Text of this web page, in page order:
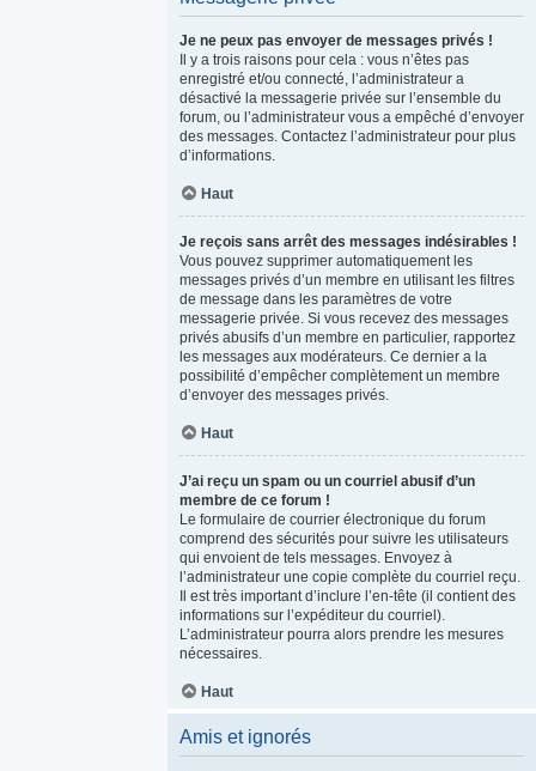
Je ne peux pas envoyer de messages privés !
Il y a trois raisons pour cela : vous n’êtes pas
enregistré et/ou connecté, l’administrateur a
désactivé la messagerie privée sur l’ensemble du
forum, ou l’administrateur vous a empêché d’envoyer
des messages. Contactez l’administrateur pour plus
d’informations.
Haut
Je reçois sans arrêt des messages indésirables !
Vous pouvez supprimer automatiquement les
messages privés d’un membre en utilisant les filtres
de message dans les paramètres de votre
messagerie privée. Si vous recevez des messages
privés abusifs d’un membre en particulier, rapportez
les messages aux modérateurs. Ce dernier a la
possibilité d’empêcher complètement un membre
d’envoyer des messages privés.
Haut
J’ai reçu un spam ou un courriel abusif d’un
membre de ce forum !
Le formulaire de courrier électronique du forum
comprend des sécurités pour suivre les utilisateurs
qui envoient de tels messages. Envoyez à
l’administrateur une copie complète du courriel reçu.
Il est très important d’inclure l’en-tête (il contient des
informations sur l’expéditeur du courriel).
L’administrateur pourra alors prendre les mesures
nécessaires.
Haut
Amis et ignorés